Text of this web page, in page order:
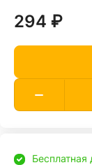
294 ₽
Бесплатная